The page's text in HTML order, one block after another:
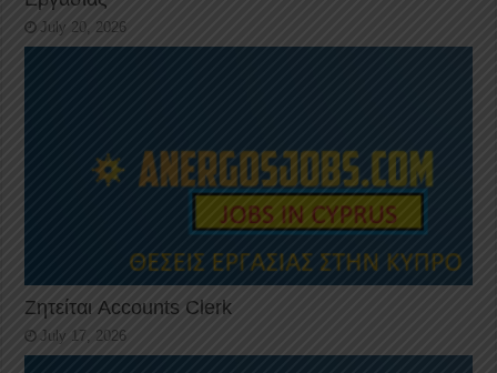
July 20, 2026
Ζητείται Accounts Clerk
July 17, 2026